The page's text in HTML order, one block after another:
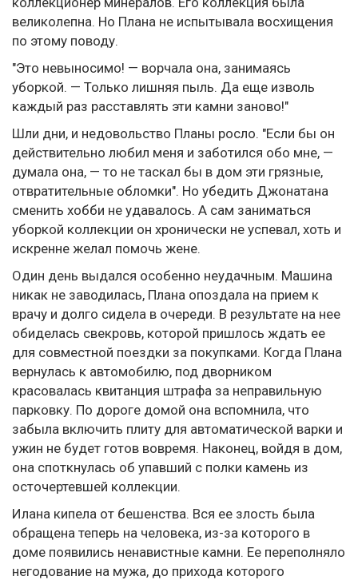
великолепна. Но Плана не испытывала восхищения
по этому поводу.
"Это невыносимо! — ворчала она, занимаясь
уборкой. — Только лишняя пыль. Да еще изволь
каждый раз расставлять эти камни заново!"
Шли дни, и недовольство Планы росло. "Если бы он
действительно любил меня и заботился обо мне, —
думала она, — то не таскал бы в дом эти грязные,
отвратительные обломки". Но убедить Джонатана
сменить хобби не удавалось. А сам заниматься
уборкой коллекции он хронически не успевал, хоть и
искренне желал помочь жене.
Один день выдался особенно неудачным. Машина
никак не заводилась, Плана опоздала на прием к
врачу и долго сидела в очереди. В результате на нее
обиделась свекровь, которой пришлось ждать ее
для совместной поездки за покупками. Когда Плана
вернулась к автомобилю, под дворником
красовалась квитанция штрафа за неправильную
парковку. По дороге домой она вспомнила, что
забыла включить плиту для автоматической варки и
ужин не будет готов вовремя. Наконец, войдя в дом,
она споткнулась об упавший с полки камень из
осточертевшей коллекции.
Илана кипела от бешенства. Вся ее злость была
обращена теперь на человека, из-за которого в
доме появились ненавистные камни. Ее переполняло
негодование на мужа, до прихода которого